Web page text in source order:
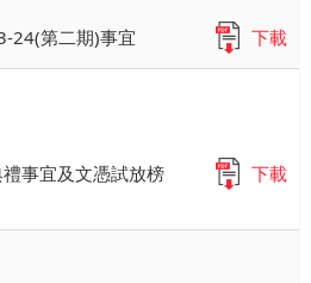
24(第二期)事宜
下載
事宜及文憑試放榜
下載